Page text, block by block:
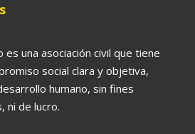
es una asociación civil que tiene
social clara y objetiva,
humano, sin fines
ni de lucro.